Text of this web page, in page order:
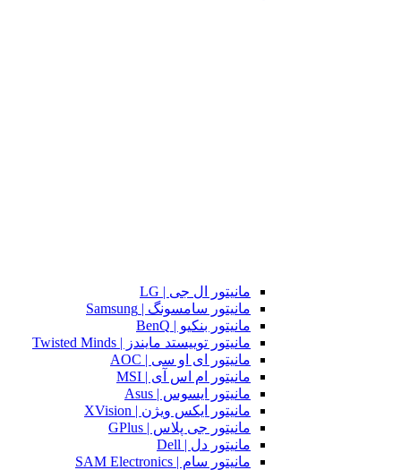
مانیتور ال جی | LG
مانیتور سامسونگ | Samsung
مانیتور بنکیو | BenQ
مانیتور توییستد مایندز | Twisted Minds
مانیتور ای او سی | AOC
مانیتور ام اس آی | MSI
مانیتور ایسوس | Asus
مانیتور ایکس ویژن | XVision
مانیتور جی پلاس | GPlus
مانیتور دل | Dell
مانیتور سام | SAM Electronics